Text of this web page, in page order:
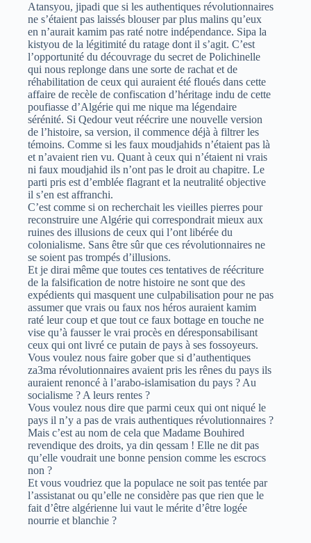
Atansyou, jipadi que si les authentiques révolutionnaires
ne s’étaient pas laissés blouser par plus malins qu’eux
en n’aurait kamim pas raté notre indépendance. Sipa la
kistyou de la légitimité du ratage dont il s’agit. C’est
l’opportunité du découvrage du secret de Polichinelle
qui nous replonge dans une sorte de rachat et de
réhabilitation de ceux qui auraient été floués dans cette
affaire de recèle de confiscation d’héritage indu de cette
poufiasse d’Algérie qui me nique ma légendaire
sérénité. Si Qedour veut réécrire une nouvelle version
de l’histoire, sa version, il commence déjà à filtrer les
témoins. Comme si les faux moudjahids n’étaient pas là
et n’avaient rien vu. Quant à ceux qui n’étaient ni vrais
ni faux moudjahid ils n’ont pas le droit au chapitre. Le
parti pris est d’emblée flagrant et la neutralité objective
il s’en est affranchi.
C’est comme si on recherchait les vieilles pierres pour
reconstruire une Algérie qui correspondrait mieux aux
ruines des illusions de ceux qui l’ont libérée du
colonialisme. Sans être sûr que ces révolutionnaires ne
se soient pas trompés d’illusions.
Et je dirai même que toutes ces tentatives de réécriture
de la falsification de notre histoire ne sont que des
expédients qui masquent une culpabilisation pour ne pas
assumer que vrais ou faux nos héros auraient kamim
raté leur coup et que tout ce faux bottage en touche ne
vise qu’à fausser le vrai procès en déresponsabilisant
ceux qui ont livré ce putain de pays à ses fossoyeurs.
Vous voulez nous faire gober que si d’authentiques
za3ma révolutionnaires avaient pris les rênes du pays ils
auraient renoncé à l’arabo-islamisation du pays ? Au
socialisme ? A leurs rentes ?
Vous voulez nous dire que parmi ceux qui ont niqué le
pays il n’y a pas de vrais authentiques révolutionnaires ?
Mais c’est au nom de cela que Madame Bouhired
revendique des droits, ya din qessam ! Elle ne dit pas
qu’elle voudrait une bonne pension comme les escrocs
non ?
Et vous voudriez que la populace ne soit pas tentée par
l’assistanat ou qu’elle ne considère pas que rien que le
fait d’être algérienne lui vaut le mérite d’être logée
nourrie et blanchie ?